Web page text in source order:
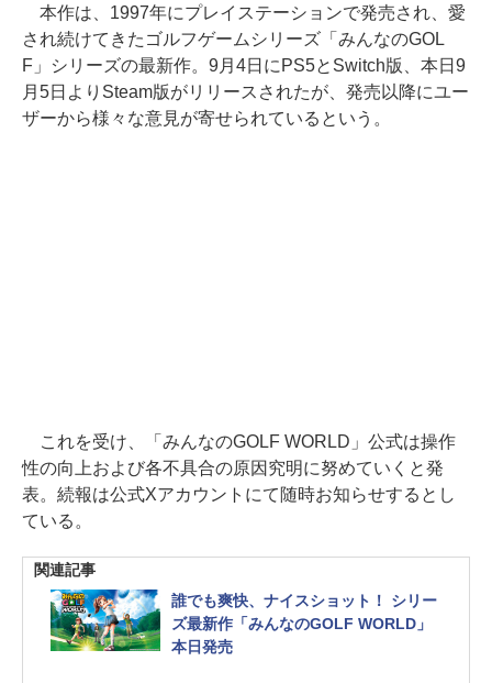
本作は、1997年にプレイステーションで発売され、愛
され続けてきたゴルフゲームシリーズ「みんなのGOL
F」シリーズの最新作。9月4日にPS5とSwitch版、本日9
月5日よりSteam版がリリースされたが、発売以降にユー
ザーから様々な意見が寄せられているという。
これを受け、「みんなのGOLF WORLD」公式は操作
性の向上および各不具合の原因究明に努めていくと発
表。続報は公式Xアカウントにて随時お知らせするとし
ている。
関連記事
誰でも爽快、ナイスショット！ シリー
ズ最新作「みんなのGOLF WORLD」
本日発売